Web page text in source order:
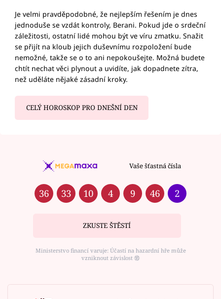
Je velmi pravděpodobné, že nejlepším řešením je dnes
jednoduše se vzdát kontroly, Berani. Pokud jde o srdeční
záležitosti, ostatní lidé mohou být ve víru zmatku. Snažit
se přijít na kloub jejich duševnímu rozpoložení bude
nemožné, takže se o to ani nepokoušejte. Možná budete
chtít nechat věci plynout a uvidíte, jak dopadnete zítra,
než uděláte nějaké zásadní kroky.
CELÝ HOROSKOP PRO DNEŠNÍ DEN
Vaše šťastná čísla
36 33 10 4 9 46 2
ZKUSTE ŠTĚSTÍ
Ministerstvo financí varuje: Účastí na hazardní hře může
vzniknout závislost ⑱